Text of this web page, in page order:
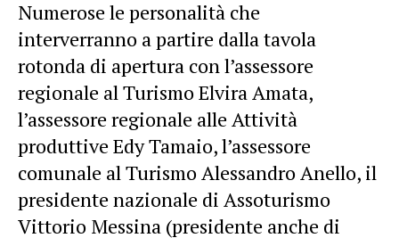
Numerose le personalità che
interverranno a partire dalla tavola
rotonda di apertura con l’assessore
regionale al Turismo Elvira Amata,
l’assessore regionale alle Attività
produttive Edy Tamaio, l’assessore
comunale al Turismo Alessandro Anello, il
presidente nazionale di Assoturismo
Vittorio Messina (presidente anche di